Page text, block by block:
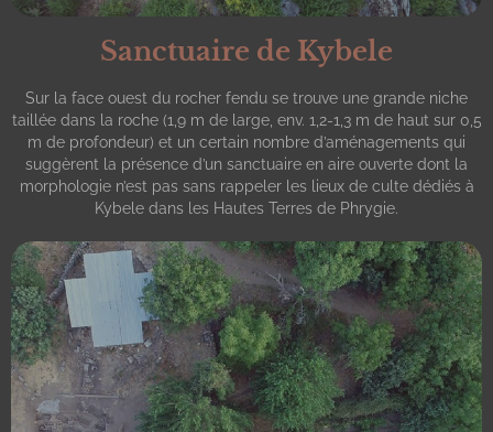
Sanctuaire de Kybele
Sur la face ouest du rocher fendu se trouve une grande niche
taillée dans la roche (1,9 m de large, env. 1,2-1,3 m de haut sur 0,5
m de profondeur) et un certain nombre d’aménagements qui
suggèrent la présence d’un sanctuaire en aire ouverte dont la
morphologie n’est pas sans rappeler les lieux de culte dédiés à
Kybele dans les Hautes Terres de Phrygie.